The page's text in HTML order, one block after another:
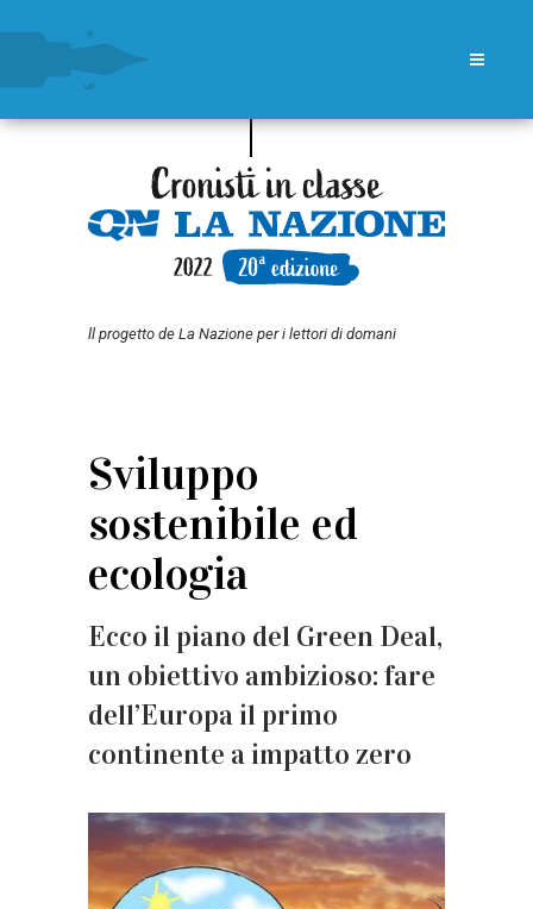
ll progetto de La Nazione per i lettori di domani
Sviluppo
sostenibile ed
ecologia
Ecco il piano del Green Deal,
un obiettivo ambizioso: fare
dell’Europa il primo
continente a impatto zero